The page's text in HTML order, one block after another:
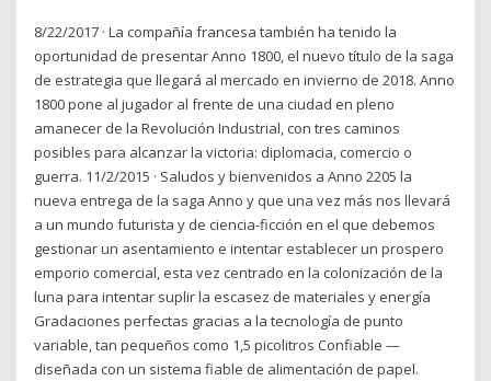
8/22/2017 · La compañía francesa también ha tenido la
oportunidad de presentar Anno 1800, el nuevo título de la saga
de estrategia que llegará al mercado en invierno de 2018. Anno
1800 pone al jugador al frente de una ciudad en pleno
amanecer de la Revolución Industrial, con tres caminos
posibles para alcanzar la victoria: diplomacia, comercio o
guerra. 11/2/2015 · Saludos y bienvenidos a Anno 2205 la
nueva entrega de la saga Anno y que una vez más nos llevará
a un mundo futurista y de ciencia-ficción en el que debemos
gestionar un asentamiento e intentar establecer un prospero
emporio comercial, esta vez centrado en la colonización de la
luna para intentar suplir la escasez de materiales y energía
Gradaciones perfectas gracias a la tecnología de punto
variable, tan pequeños como 1,5 picolitros Confiable —
diseñada con un sistema fiable de alimentación de papel.